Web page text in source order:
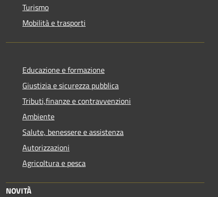
Turismo
Mobilità e trasporti
Educazione e formazione
Giustizia e sicurezza pubblica
Tributi,finanze e contravvenzioni
Ambiente
Salute, benessere e assistenza
Autorizzazioni
Agricoltura e pesca
NOVITÀ